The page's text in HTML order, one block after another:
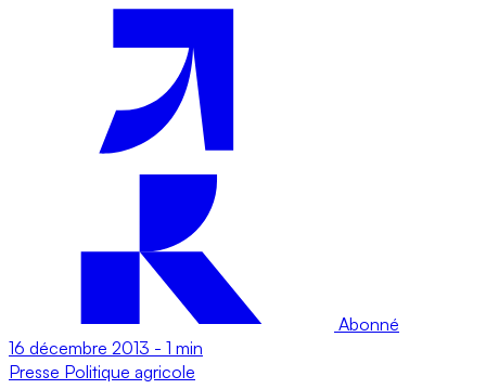
Abonné
16 décembre 2013 - 1 min
Presse Politique agricole